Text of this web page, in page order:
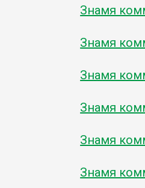
Знамя
Знамя
Знамя
Знамя
Знамя
Знамя